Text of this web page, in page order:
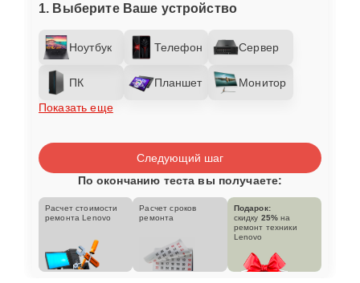
1. Выберите Ваше устройство
Ноутбук Телефон Сервер
ПК Планшет
Монитор
Показать еще
Следующий шаг
По окончанию теста вы получаете:
Расчет стоимости
ремонта Lenovo
Расчет сроков
ремонта
Подарок:
скидку 25% на
ремонт техники
Lenovo